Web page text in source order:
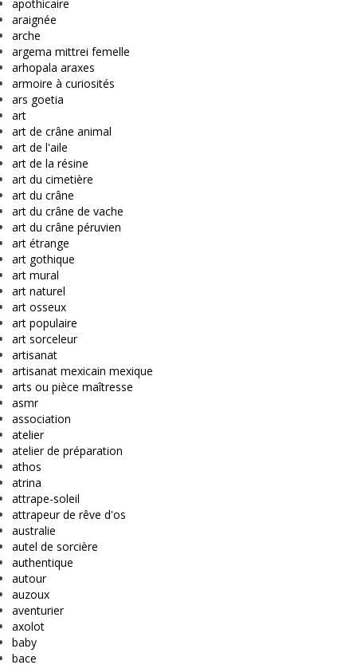
apothicaire
araignée
arche
argema mittrei femelle
arhopala araxes
armoire à curiosités
ars goetia
art
art de crâne animal
art de l'aile
art de la résine
art du cimetière
art du crâne
art du crâne de vache
art du crâne péruvien
art étrange
art gothique
art mural
art naturel
art osseux
art populaire
art sorceleur
artisanat
artisanat mexicain mexique
arts ou pièce maîtresse
asmr
association
atelier
atelier de préparation
athos
atrina
attrape-soleil
attrapeur de rêve d'os
australie
autel de sorcière
authentique
autour
auzoux
aventurier
axolot
baby
bace